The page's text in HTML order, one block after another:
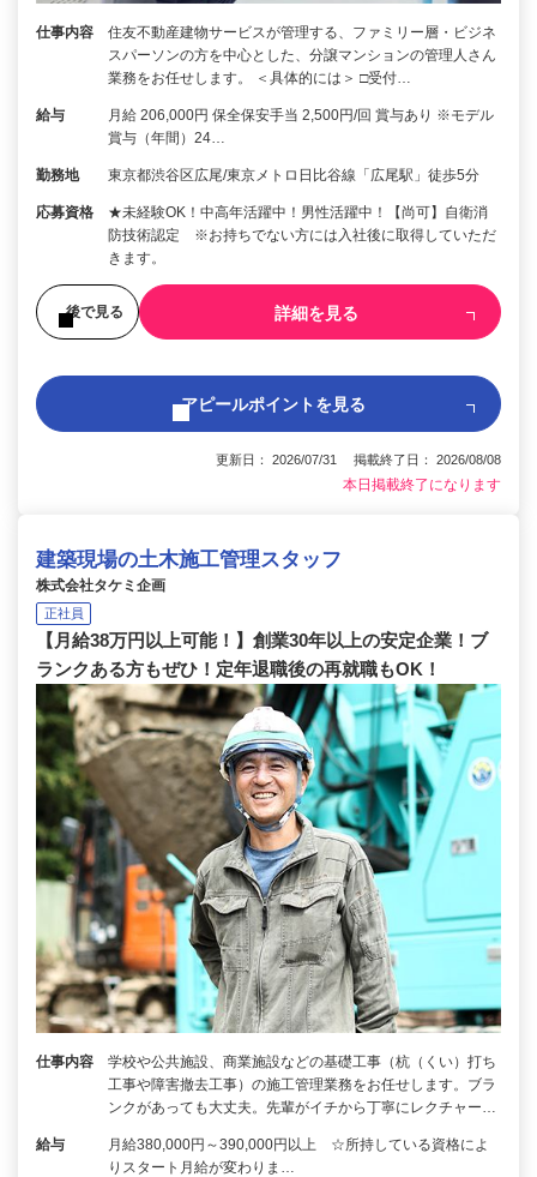
仕事内容
住友不動産建物サービスが管理する、ファミリー層・ビジネ
スパーソンの方を中心とした、分譲マンションの管理人さん
業務をお任せします。 ＜具体的には＞ □受付…
給与
月給 206,000円 保全保安手当 2,500円/回 賞与あり ※モデル
賞与（年間）24…
勤務地 東京都渋谷区広尾/東京メトロ日比谷線「広尾駅」徒歩5分
応募資格
★未経験OK！中高年活躍中！男性活躍中！【尚可】自衛消
防技術認定 ※お持ちでない方には入社後に取得していただ
きます。
後で見る 詳細を見る
アピールポイントを見る
更新日： 2026/07/31 掲載終了日： 2026/08/08
本日掲載終了になります
建築現場の土木施工管理スタッフ
株式会社タケミ企画
正社員
【月給38万円以上可能！】創業30年以上の安定企業！ブ
ランクある方もぜひ！定年退職後の再就職もOK！
仕事内容
学校や公共施設、商業施設などの基礎工事（杭（くい）打ち
工事や障害撤去工事）の施工管理業務をお任せします。ブラ
ンクがあっても大丈夫。先輩がイチから丁寧にレクチャー…
給与
月給380,000円～390,000円以上 ☆所持している資格によ
りスタート月給が変わりま…